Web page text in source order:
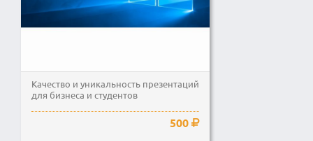
Качество и уникальность презентаций
для бизнеса и студентов
500